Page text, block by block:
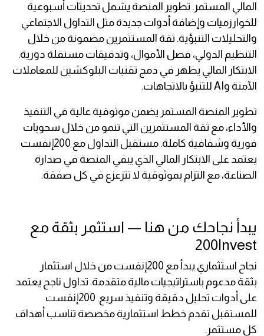
المالي المستمر. تطوير المنصة يشمل تحديثات أسبوعية
للخوارزميات وإضافة أدوات جديدة مثل التداول الاجتماعي
والتحليلات التنبؤية. ثقة المستثمرين مضمونة من خلال
التنظيم الدولي، فصل الأموال، وتدقيقات مستقلة دورية.
الابتكار المالي يظهر في دمج تقنيات البلوكشين للمعاملات
الآمنة وAI للتنبؤ بالاتجاهات.
تطوير المنصة المستمر يضمن موثوقية عالية في التنفيذ
والأداء، مع ثقة المستثمرين التي تنمو من خلال سحوبات
فورية وشفافية كاملة. مستقبل التداول مع 200إنفست
يعتمد على الابتكار المالي الذي يبقي المنصة في صدارة
الصناعة، مع التزام بموثوقية لا تتزعزع في كل صفقة.
يبدأ نجاحك من هنا — استثمر بثقة مع
200Invest
نجاح استثماري يبدأ مع 200إنفست من خلال استثمار
بثقة مدعوم باستراتيجيات مالية متقدمة. تداول ناجح يعتمد
على أدوات تحليل دقيقة وتنفيذ سريع. 200إنفست
للمستقبل تقدم خطط استثمارية مخصصة تناسب أهداف
كل مستثمر.